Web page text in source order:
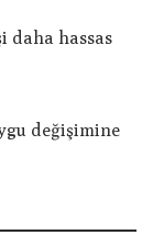
daha hassas
değişimine